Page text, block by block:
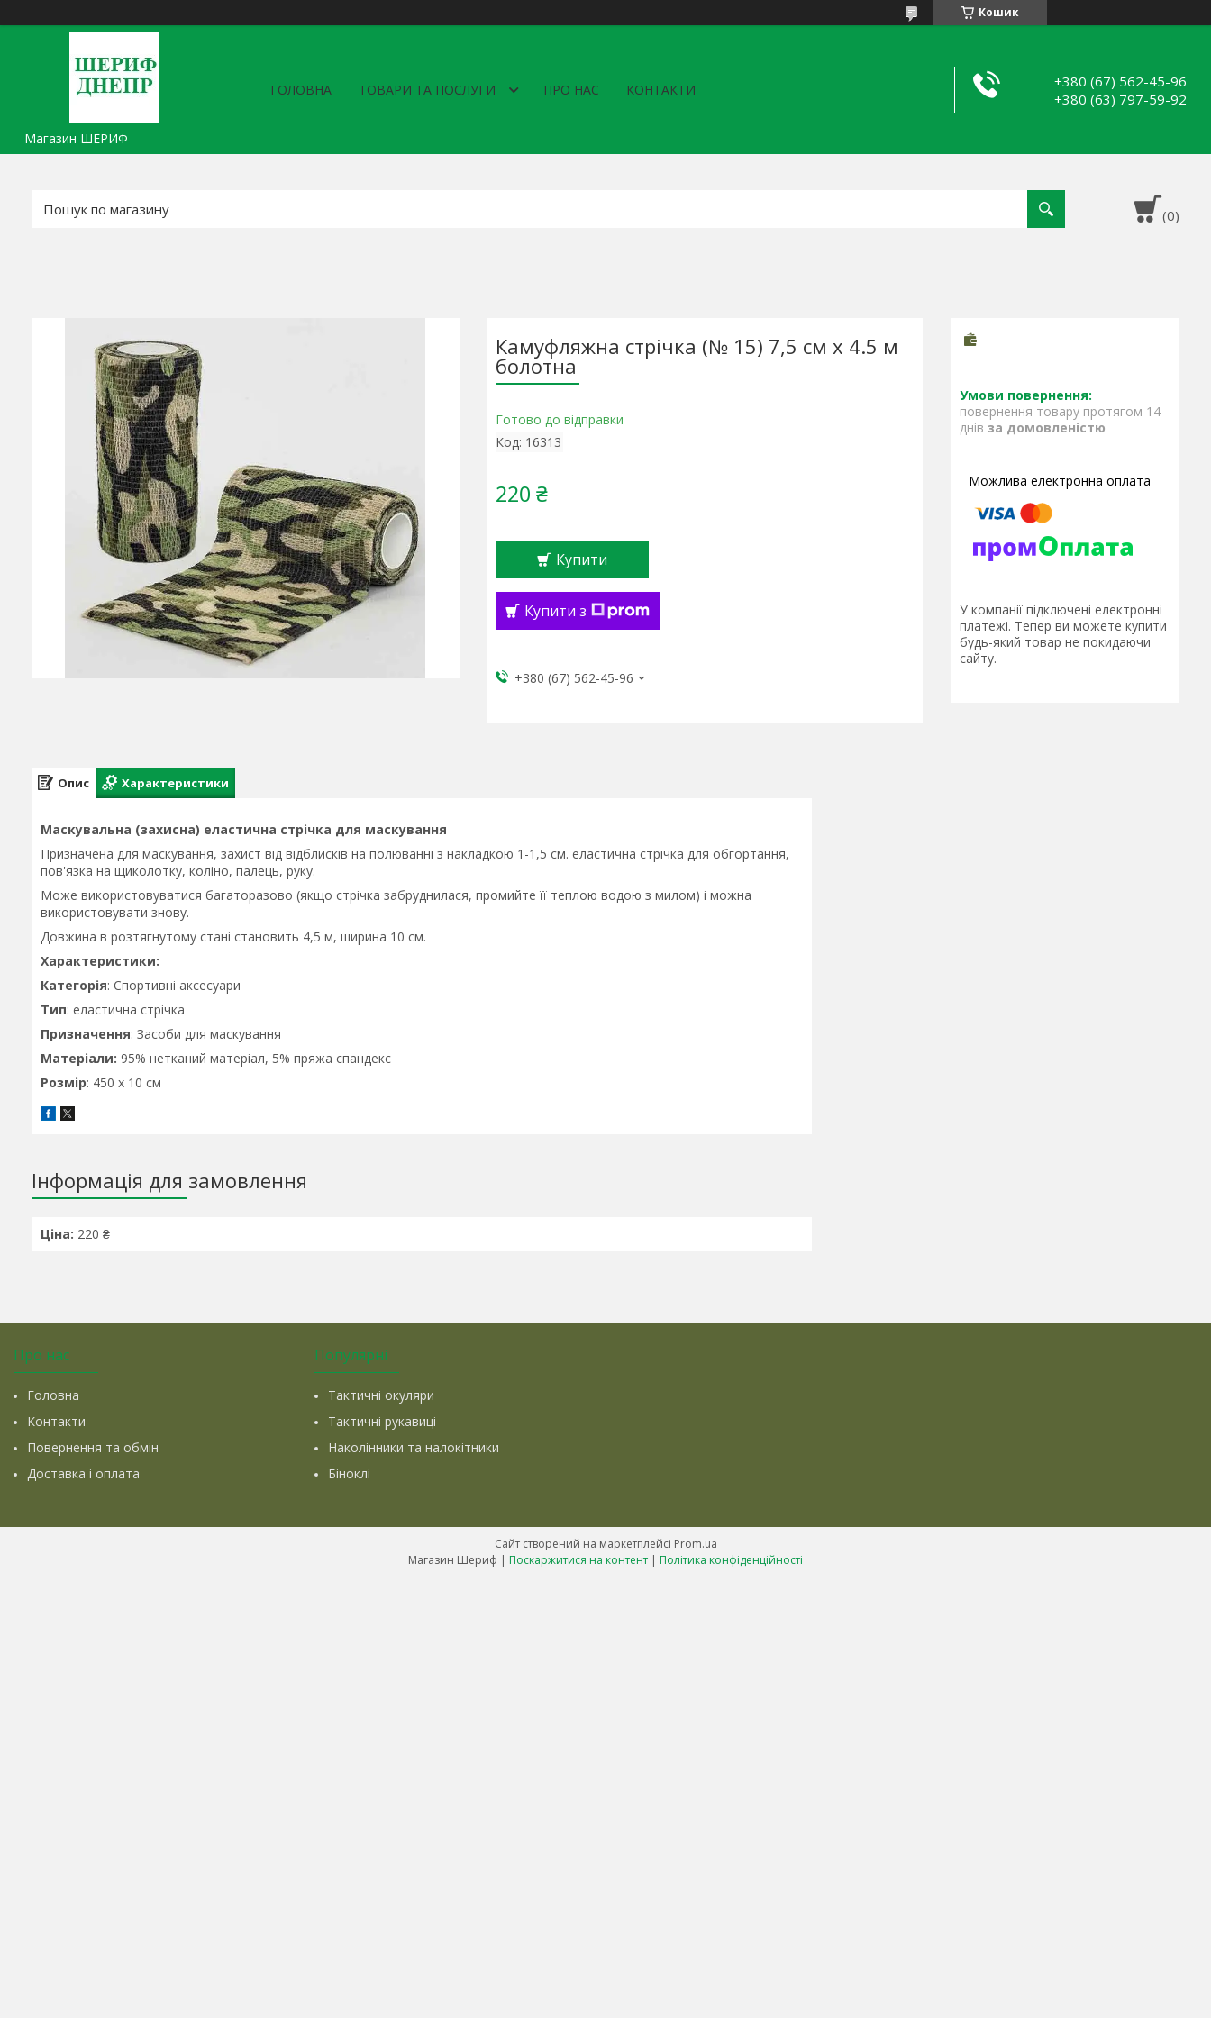
Кошик
Магазин ШЕРИФ
ГОЛОВНА ТОВАРИ ТА ПОСЛУГИ ПРО НАС КОНТАКТИ
+380 (67) 562-45-96
+380 (63) 797-59-92
Камуфляжна стрічка (№ 15) 7,5 см х 4.5 м
болотна
Готово до відправки
Код: 16313
220 ₴
Купити
Купити з
+380 (67) 562-45-96
повернення товару протягом 14
днів за домовленістю
У компанії підключені електронні
платежі. Тепер ви можете купити
будь-який товар не покидаючи
сайту.
Опис Характеристики
Маскувальна (захисна) еластична стрічка для маскування
Призначена для маскування, захист від відблисків на полюванні з накладкою 1-1,5 см. еластична стрічка для обгортання,
пов'язка на щиколотку, коліно, палець, руку.
Може використовуватися багаторазово (якщо стрічка забруднилася, промийте її теплою водою з милом) і можна
використовувати знову.
Довжина в розтягнутому стані становить 4,5 м, ширина 10 см.
Характеристики:
Категорія: Спортивні аксесуари
Тип: еластична стрічка
Призначення: Засоби для маскування
Матеріали: 95% нетканий матеріал, 5% пряжа спандекс
Розмір: 450 x 10 см
Інформація для замовлення
Ціна: 220 ₴
Про нас
Головна
Контакти
Повернення та обмін
Доставка і оплата
Популярні
Тактичні окуляри
Тактичні рукавиці
Наколінники та налокітники
Біноклі
Сайт створений на маркетплейсі Prom.ua
Магазин Шериф | Поскаржитися на контент | Політика конфіденційності